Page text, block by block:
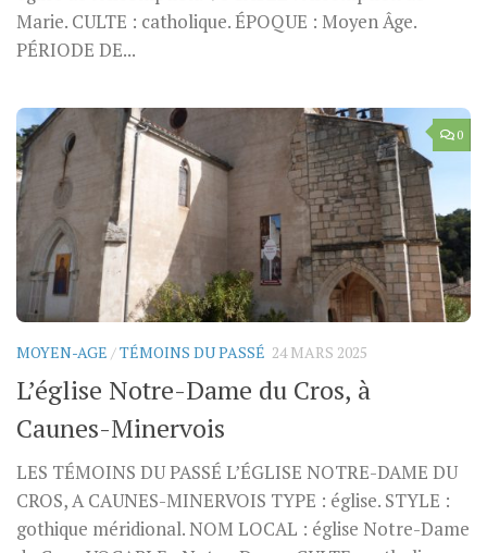
Marie. CULTE : catholique. ÉPOQUE : Moyen Âge.
PÉRIODE DE...
0
MOYEN-AGE /TÉMOINS DU PASSÉ 24 MARS 2025
L’église Notre-Dame du Cros, à
Caunes-Minervois
LES TÉMOINS DU PASSÉ L’ÉGLISE NOTRE-DAME DU
CROS, A CAUNES-MINERVOIS TYPE : église. STYLE :
gothique méridional. NOM LOCAL : église Notre-Dame